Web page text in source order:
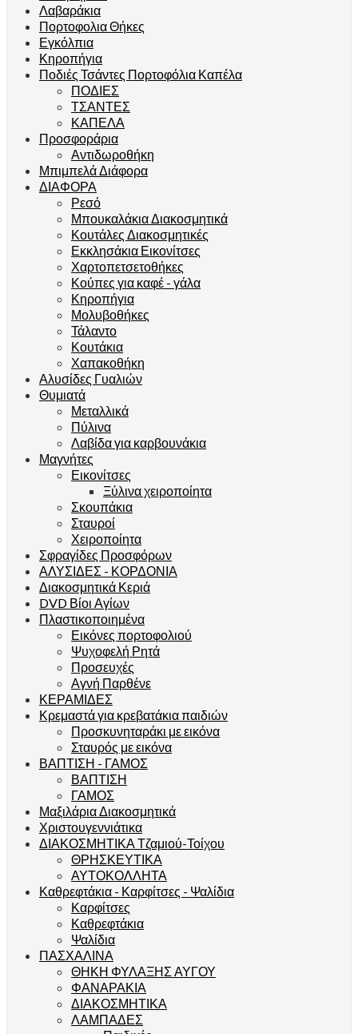
Λαβαράκια
Πορτοφολια Θήκες
Εγκόλπια
Κηροπήγια
Ποδιές Τσάντες Πορτοφόλια Καπέλα
ΠΟΔΙΕΣ
ΤΣΑΝΤΕΣ
ΚΑΠΕΛΑ
Προσφοράρια
Αντιδωροθήκη
Μπιμπελά Διάφορα
ΔΙΑΦΟΡΑ
Ρεσό
Μπουκαλάκια Διακοσμητικά
Κουτάλες Διακοσμητικές
Εκκλησάκια Εικονίτσες
Χαρτοπετσετοθήκες
Κούπες για καφέ - γάλα
Κηροπήγια
Μολυβοθήκες
Τάλαντο
Κουτάκια
Χαπακοθήκη
Αλυσίδες Γυαλιών
Θυμιατά
Μεταλλικά
Πύλινα
Λαβίδα για καρβουνάκια
Μαγνήτες
Εικονίτσες
Ξύλινα χειροποίητα
Σκουπάκια
Σταυροί
Χειροποίητα
Σφραγίδες Προσφόρων
ΑΛΥΣΙΔΕΣ - ΚΟΡΔΟΝΙΑ
Διακοσμητικά Κεριά
DVD Βίοι Αγίων
Πλαστικοποιημένα
Εικόνες πορτοφολιού
Ψυχοφελή Ρητά
Προσευχές
Αγνή Παρθένε
ΚΕΡΑΜΙΔΕΣ
Κρεμαστά για κρεβατάκια παιδιών
Προσκυνηταράκι με εικόνα
Σταυρός με εικόνα
ΒΑΠΤΙΣΗ - ΓΑΜΟΣ
ΒΑΠΤΙΣΗ
ΓΑΜΟΣ
Μαξιλάρια Διακοσμητικά
Χριστουγεννιάτικα
ΔΙΑΚΟΣΜΗΤΙΚΑ Τζαμιού-Τοίχου
ΘΡΗΣΚΕΥΤΙΚΑ
ΑΥΤΟΚΟΛΛΗΤΑ
Καθρεφτάκια - Καρφίτσες - Ψαλίδια
Καρφίτσες
Καθρεφτάκια
Ψαλίδια
ΠΑΣΧΑΛΙΝΑ
ΘΗΚΗ ΦΥΛΑΞΗΣ ΑΥΓΟΥ
ΦΑΝΑΡΑΚΙΑ
ΔΙΑΚΟΣΜΗΤΙΚΑ
ΛΑΜΠΑΔΕΣ